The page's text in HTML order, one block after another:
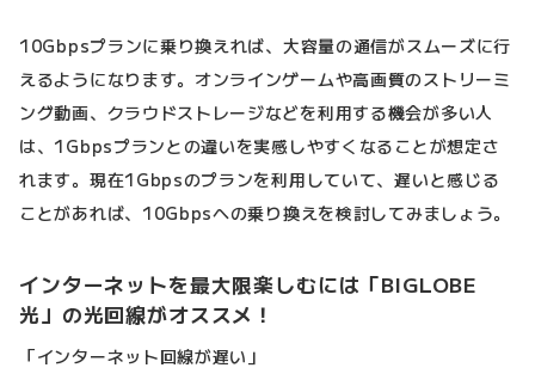
10Gbpsプランに乗り換えれば、大容量の通信がスムーズに行
えるようになります。オンラインゲームや高画質のストリーミ
ング動画、クラウドストレージなどを利用する機会が多い人
は、1Gbpsプランとの違いを実感しやすくなることが想定さ
れます。現在1Gbpsのプランを利用していて、遅いと感じる
ことがあれば、10Gbpsへの乗り換えを検討してみましょう。
インターネットを最大限楽しむには「BIGLOBE
光」の光回線がオススメ！
「インターネット回線が遅い」